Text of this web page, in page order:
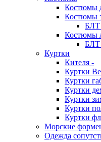
Костюмы
Костюмы
БЛТ
Костюмы
БЛТ
Куртки
Кителя -
Куртки
Куртки
Куртки
Куртки
Куртки
Куртки
Морские
Одежда